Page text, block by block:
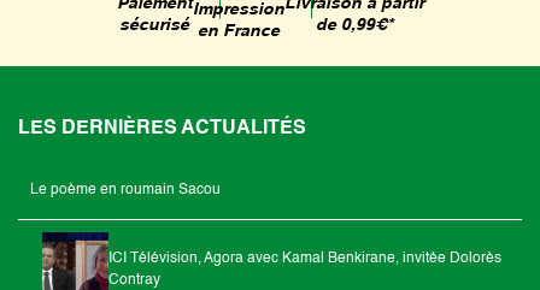
Paiement
sécurisé
Impression
en France
de 0,99€*
LES DERNIÈRES ACTUALITÉS
Le poème en roumain Sacou
ICI Télévision, Agora avec Kamal Benkirane, invitée Dolorès
Contray